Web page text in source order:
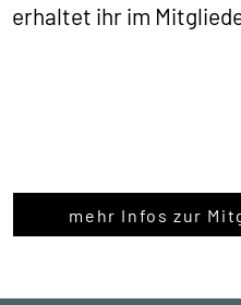
erhaltet ihr im
mehr Infos zur